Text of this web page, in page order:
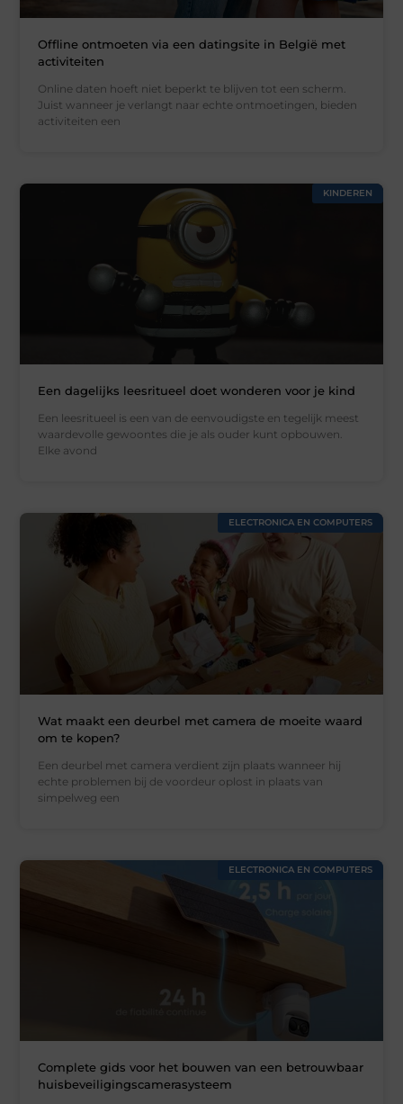
Offline ontmoeten via een datingsite in België met
activiteiten
Online daten hoeft niet beperkt te blijven tot een scherm.
Juist wanneer je verlangt naar echte ontmoetingen, bieden
activiteiten een
KINDEREN
Een dagelijks leesritueel doet wonderen voor je kind
Een leesritueel is een van de eenvoudigste en tegelijk meest
waardevolle gewoontes die je als ouder kunt opbouwen.
Elke avond
ELECTRONICA EN COMPUTERS
Wat maakt een deurbel met camera de moeite waard
om te kopen?
Een deurbel met camera verdient zijn plaats wanneer hij
echte problemen bij de voordeur oplost in plaats van
simpelweg een
ELECTRONICA EN COMPUTERS
Complete gids voor het bouwen van een betrouwbaar
huisbeveiligingscamerasysteem